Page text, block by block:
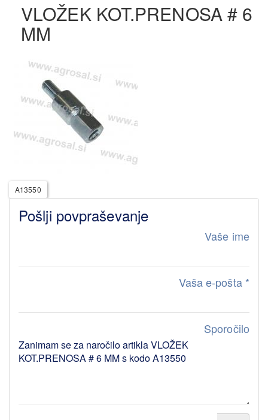
VLOŽEK KOT.PRENOSA # 6
MM
A13550
Pošlji povpraševanje
Vaše ime
Vaša e-pošta *
Sporočilo